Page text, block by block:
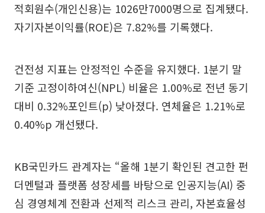
적회원수(개인신용)는 1026만7000명으로 집계됐다.
자기자본이익률(ROE)은 7.82%를 기록했다.
건전성 지표는 안정적인 수준을 유지했다. 1분기 말
기준 고정이하여신(NPL) 비율은 1.00%로 전년 동기
대비 0.32%포인트(p) 낮아졌다. 연체율은 1.21%로
0.40%p 개선됐다.
KB국민카드 관계자는 “올해 1분기 확인된 견고한 펀
더멘털과 플랫폼 성장세를 바탕으로 인공지능(AI) 중
심 경영체계 전환과 선제적 리스크 관리, 자본효율성